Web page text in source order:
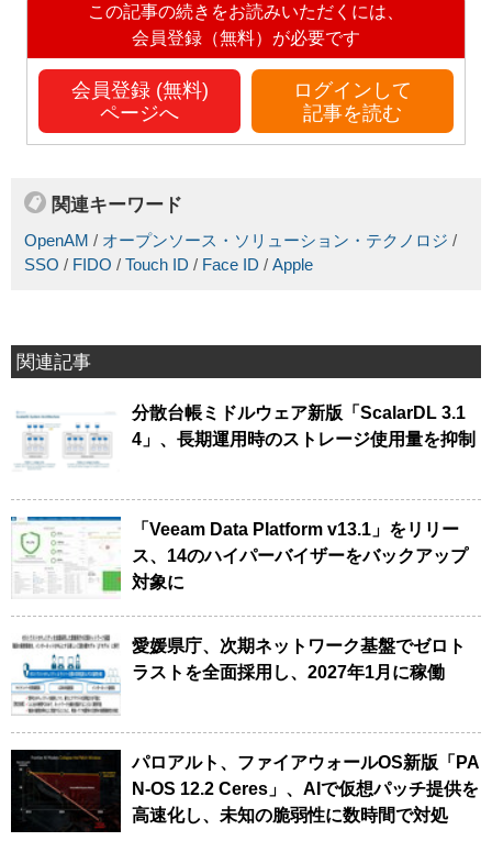
この記事の続きをお読みいただくには、
会員登録（無料）が必要です
会員登録 (無料)
ページへ
ログインして
記事を読む
関連キーワード
OpenAM / オープンソース・ソリューション・テクノロジ /
SSO / FIDO / Touch ID / Face ID / Apple
関連記事
分散台帳ミドルウェア新版「ScalarDL 3.1
4」、長期運用時のストレージ使用量を抑制
「Veeam Data Platform v13.1」をリリー
ス、14のハイパーバイザーをバックアップ
対象に
愛媛県庁、次期ネットワーク基盤でゼロト
ラストを全面採用し、2027年1月に稼働
パロアルト、ファイアウォールOS新版「PA
N-OS 12.2 Ceres」、AIで仮想パッチ提供を
高速化し、未知の脆弱性に数時間で対処